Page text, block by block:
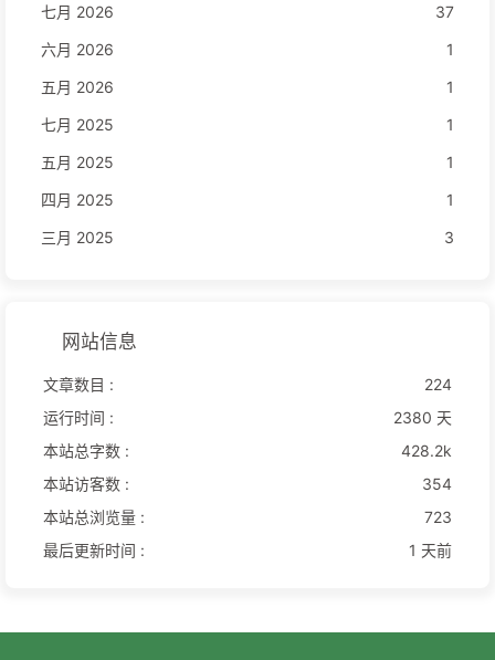
七月 2026
37
六月 2026
1
五月 2026
1
七月 2025
1
五月 2025
1
四月 2025
1
三月 2025
3
网站信息
文章数目 :
224
运行时间 :
2380 天
本站总字数 :
428.2k
本站访客数 :
354
本站总浏览量 :
723
最后更新时间 :
1 天前